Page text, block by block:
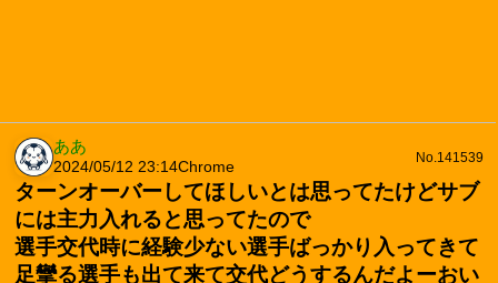
ああ
2024/05/12 23:14Chrome
No.141539
ターンオーバーしてほしいとは思ってたけどサブ
には主力入れると思ってたので
選手交代時に経験少ない選手ばっかり入ってきて
足攣る選手も出て来て交代どうするんだよーおい